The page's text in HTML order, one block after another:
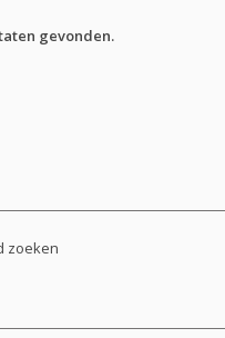
gevonden.
zoeken